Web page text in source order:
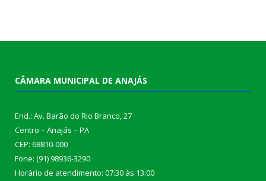
CÂMARA MUNICIPAL DE ANAJÁS
End.: Av. Barão do Rio Branco, 27
Centro – Anajás – PA
CEP: 68810-000
Fone: (91) 98936-3290
Horário de atendimento: 07:30 às 13:00